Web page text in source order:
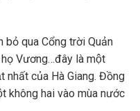
bỏ qua Cổng trời Quản
Vương…đây là một
nhất của Hà Giang. Đồng
không hai vào mùa nước